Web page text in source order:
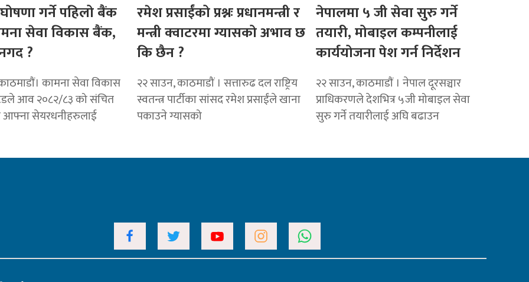
गर्ने पहिलो बैंक
सेवा विकास बैंक,
?
कामना सेवा विकास
आव २०८२/८३ को संचित
आफ्ना सेयरधनीहरुलाई
रमेश प्रसाईंको प्रश्नः प्रधानमन्त्री र
मन्त्री क्वाटरमा ग्यासको अभाव छ
कि छैन ?
२२ साउन, काठमाडौं । सत्तारुढ दल राष्ट्रिय
स्वतन्त्र पार्टीका सांसद रमेश प्रसाईंले खाना
पकाउने ग्यासको
नेपालमा ५ जी सेवा सुरु गर्ने
तयारी, मोबाइल कम्पनीलाई
कार्ययोजना पेश गर्न निर्देशन
२२ साउन, काठमाडाैं । नेपाल दूरसञ्चार
प्राधिकरणले देशभित्र ५जी मोबाइल सेवा
सुरु गर्ने तयारीलाई अघि बढाउन